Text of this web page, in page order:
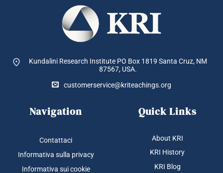
Kundalini Research Institute PO Box 1819 Santa Cruz, NM
87567, USA.
customerservice@kriteachings.org
Navigation
Contattaci
Informativa sulla privacy
Informativa sui cookie
Quick Links
About KRI
KRI History
KRI Blog